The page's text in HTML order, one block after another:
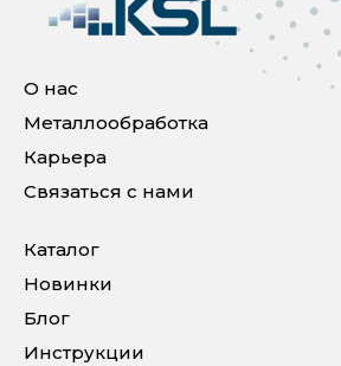
О нас
Металлообработка
Карьера
Связаться с нами
Каталог
Новинки
Блог
Инструкции